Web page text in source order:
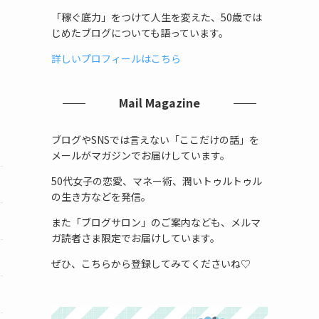
「稼ぐ底力」をつけて人生を変えた、50歳では
じめたブログについても語っています。
詳しいプロフィールはこちら
Mail Magazine
ブログやSNSでは言えない「ここだけの話」を
メールがマガジンでお届けしています。
50代女子の恋愛、マネー術、潤いトゥルトゥル
の生き方などを発信。
また「ブログサロン」のご案内なども、メルマ
ガ読者さま限定でお届けしています。
ぜひ、こちらから登録してみてくださいね♡